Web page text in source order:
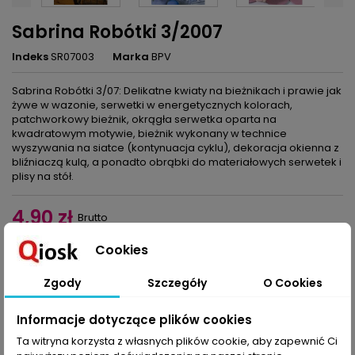
Sabrina Robótki 3/2007
Indeks SR07003 Marka BPV
Sabrina Robótki 3/07: Delikatne kwiaty na bieżnikach i prawie jak
żywe w wazonie, serwetki w energetycznych kolorach,
patchworkowy bieżnik, okrągła serwetka oparta na
kwadratowym motywie, bieżnik wykonany w technice
wyszywania na siatce (kontynuacja cyklu), dekoracja okienna z
bliźniaczą kulą, a ponadto obrąbki do materiałowych serwetek i
plisy na stół.
4,90 zł Brutto
Ilość 
Cookies
Zgody Szczegóły O Cookies
Informacje dotyczące plików cookies
Ta witryna korzysta z własnych plików cookie, aby zapewnić Ci